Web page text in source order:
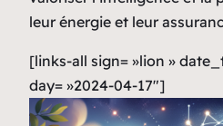
leur énergie et leur
[links-all sign= »lion »
day= »2024-04-17″]